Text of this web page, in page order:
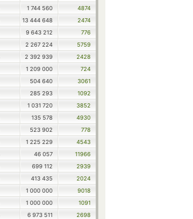
1 744 560
4874
13 444 648
2474
9 643 212
776
2 267 224
5759
2 392 939
2428
1 209 000
724
504 640
3061
285 293
1092
1 031 720
3852
135 578
4930
523 902
778
1 225 229
4543
46 057
11966
699 112
2939
413 435
2024
1 000 000
9018
1 000 000
1091
6 973 511
2698